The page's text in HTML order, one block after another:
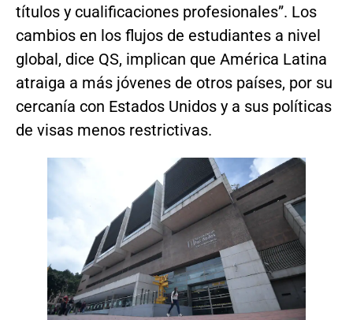
títulos y cualificaciones profesionales”. Los
cambios en los flujos de estudiantes a nivel
global, dice QS, implican que América Latina
atraiga a más jóvenes de otros países, por su
cercanía con Estados Unidos y a sus políticas
de visas menos restrictivas.